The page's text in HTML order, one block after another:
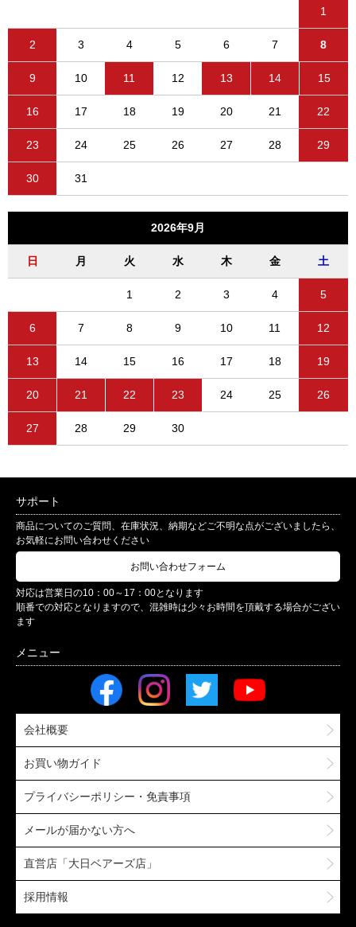
1
2 3 4 5 6 7 8
9 10 11 12 13 14 15
16 17 18 19 20 21 22
23 24 25 26 27 28 29
30 31
2026年9月
日 月 火 水 木 金 土
1 2 3 4 5
6 7 8 9 10 11 12
13 14 15 16 17 18 19
20 21 22 23 24 25 26
27 28 29 30
サポート
商品についてのご質問、在庫状況、納期などご不明な点がございましたら、
お気軽にお問い合わせください
お問い合わせフォーム
対応は営業日の10：00～17：00となります
順番での対応となりますので、混雑時は少々お時間を頂戴する場合がござい
ます
会社概要
お買い物ガイド
プライバシーポリシー・免責事項
メールが届かない方へ
直営店「大日ベアーズ店」
採用情報